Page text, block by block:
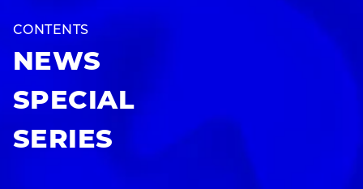
CONTENTS
NEWS
SPECIAL
SERIES